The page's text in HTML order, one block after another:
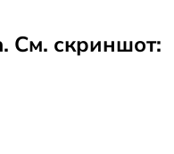
См. скриншот: